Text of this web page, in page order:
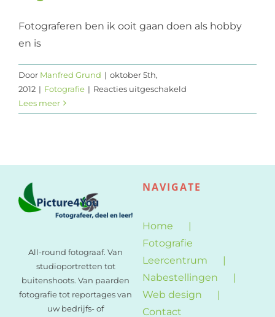
Nabestellingen
Contact
Fotograferen ben ik ooit gaan doen als hobby
en is
Door Manfred Grund | oktober 5th,
2012 | Fotografie | Reacties uitgeschakeld
van
Lees meer
All-round fotograaf. Van
studioportretten tot
buitenshoots. Van paarden
fotografie tot reportages van
uw bedrijfs- of
NAVIGATE
Home
Fotografie
Leercentrum
Nabestellingen
Web design
Contact